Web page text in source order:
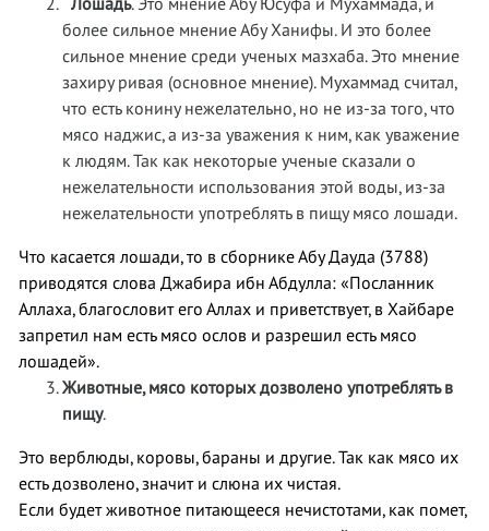
Лошадь. Это мнение Абу Юсуфа и Мухаммада, и
более сильное мнение Абу Ханифы. И это более
сильное мнение среди ученых мазхаба. Это мнение
захиру ривая (основное мнение). Мухаммад считал,
что есть конину нежелательно, но не из-за того, что
мясо наджис, а из-за уважения к ним, как уважение
к людям. Так как некоторые ученые сказали о
нежелательности использования этой воды, из-за
нежелательности употреблять в пищу мясо лошади.
Что касается лошади, то в сборнике Абу Дауда (3788)
приводятся слова Джабира ибн Абдулла: «Посланник
Аллаха, благословит его Аллах и приветствует, в Хайбаре
запретил нам есть мясо ослов и разрешил есть мясо
лошадей».
Животные, мясо которых дозволено употреблять в
пищу.
Это верблюды, коровы, бараны и другие. Так как мясо их
есть дозволено, значит и слюна их чистая.
Если будет животное питающееся нечистотами, как помет,